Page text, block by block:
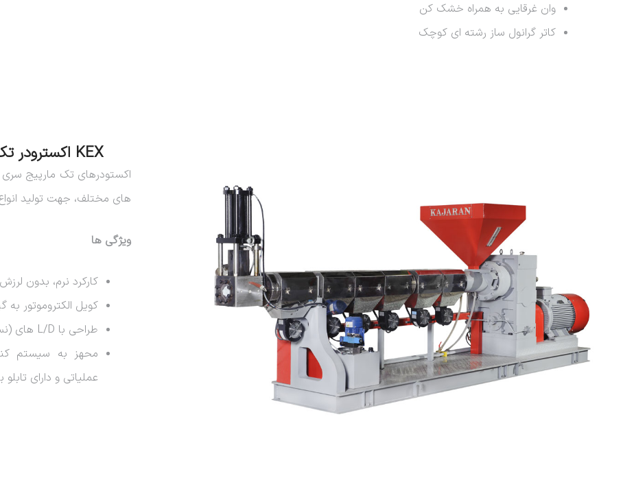
وان غرقایی به همراه خشک کن
کاتر گرانول ساز رشته ای کوچک
KEX اکسترودر تک مارپیچ سری
های مختلف، جهت تولید
ویژگی ها
کارکرد نرم، بدون
کویل الکتروموتور
طراحی با L/D های (نسبت طول به قطر) مختلف و ظرفیت بالا
عملیاتی و دارای